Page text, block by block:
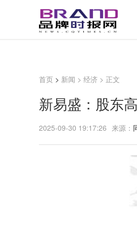
首页 > 新闻 > 经济 > 正文
新易盛：股东
2025-09-30 19:17:26 来源：